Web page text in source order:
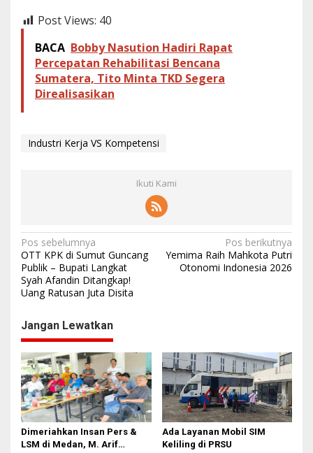
Post Views: 40
BACA Bobby Nasution Hadiri Rapat
Percepatan Rehabilitasi Bencana
Sumatera, Tito Minta TKD Segera
Direalisasikan
Industri Kerja VS Kompetensi
Ikuti Kami
N
a
v
g
a
s
i
p
o
s
Pos sebelumnya
OTT KPK di Sumut Guncang
Publik – Bupati Langkat
Syah Afandin Ditangkap!
Uang Ratusan Juta Disita
Pos berikutnya
Yemima Raih Mahkota Putri
Otonomi Indonesia 2026
Jangan Lewatkan
Dimeriahkan Insan Pers &
LSM di Medan, M. Arif
Ada Layanan Mobil SIM
Keliling di PRSU